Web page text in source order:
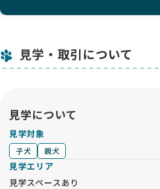
見学・取引について
見学について
見学対象
子犬 親犬
見学エリア
見学スペースあり